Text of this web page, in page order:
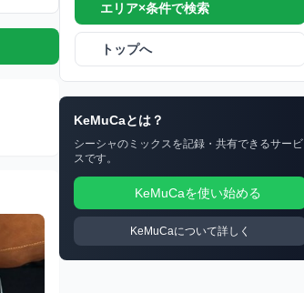
エリア×条件で検索
トップへ
KeMuCaとは？
シーシャのミックスを記録・共有できるサービ
スです。
KeMuCaを使い始める
KeMuCaについて詳しく